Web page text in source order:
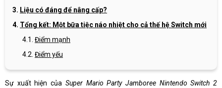
Liệu có đáng để nâng cấp?
Tổng kết: Một bữa tiệc náo nhiệt cho cả thế hệ Switch mới
Điểm mạnh
Điểm yếu
Sự xuất hiện của Super Mario Party Jamboree Nintendo Switch 2